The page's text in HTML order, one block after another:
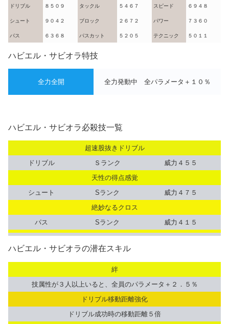
ドリブル ８５０９ タックル ５４６７ スピード ６９４８
シュート ９０４２ ブロック ２６７２ パワー ７３６０
パス ６３６８ パスカット ５２０５ テクニック ５０１１
ハビエル・サビオラ特技
全力全開 全力発動中 全パラメータ＋１０％
ハビエル・サビオラ必殺技一覧
超速股抜きドリブル
ドリブル
Ｓランク
威力４５５
天性の得点感覚
シュート
Sランク
威力４７５
絶妙なるクロス
パス
Sランク 威力４１５
ハビエル・サビオラの潜在スキル
絆
技属性が３人以上いると、全員のパラメータ＋２．５％
ドリブル移動距離強化
ドリブル成功時の移動距離５倍